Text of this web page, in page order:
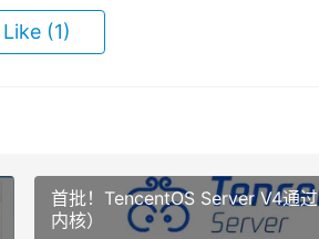
Like (1)
首批！TencentOS Server V4通
内核）